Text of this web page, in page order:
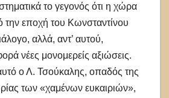
το γεγονός ότι η χώρα
την εποχή του Κωνσταντίνου
αλλά, αντ’ αυτού,
νέες μονομερείς αξιώσεις.
ο Λ. Τσούκαλης, οπαδός της
των «χαμένων ευκαιριών»,